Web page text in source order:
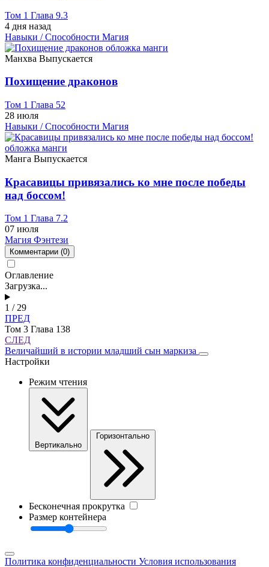
Том 1 Глава 9.3
4 дня назад
Навыки / Способности Магия
Манхва Выпускается
Похищение драконов
Том 1 Глава 52
28 июля
Навыки / Способности Магия
Манга Выпускается
Красавицы привязались ко мне после победы
над боссом!
Том 1 Глава 7.2
07 июля
Магия Фэнтези
Комментарии (0)
Оглавление
Загрузка...
1 / 29
ПРЕД
Том 3 Глава 138
СЛЕД
Величайший в истории младший сын маркиза
Настройки
Режим чтения
Вертикально
Горизонтально
Бесконечная прокрутка
Размер контейнера
Политика конфиденциальности Условия использования